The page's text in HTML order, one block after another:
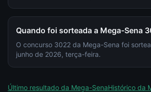
Quando foi sorteada a Mega-Sena
O concurso 3022 da Mega-Sena foi
junho de 2026, terça-feira.
Último resultado da Mega-SenaHistórico da